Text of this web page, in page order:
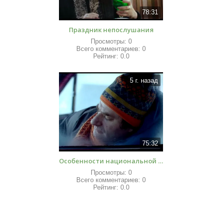
78:31
Праздник непослушания
Просмотры: 0
Всего комментариев: 0
Рейтинг: 0.0
5 г. назад
75:32
Особенности национальной подледной ловли, или Отрыв по полной
Просмотры: 0
Всего комментариев: 0
Рейтинг: 0.0